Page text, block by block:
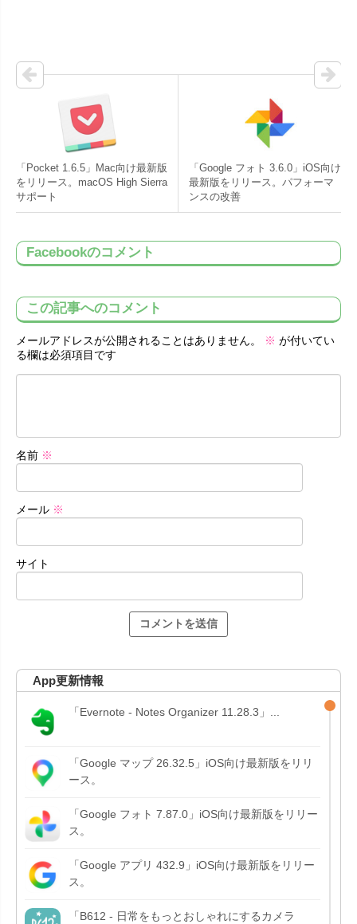
「Pocket 1.6.5」Mac向け最新版
をリリース。macOS High Sierra
サポート
「Google フォト 3.6.0」iOS向け
最新版をリリース。パフォーマ
ンスの改善
Facebookのコメント
この記事へのコメント
メールアドレスが公開されることはありません。 ※ が付いてい
る欄は必須項目です
名前 ※
メール ※
サイト
App更新情報
「Evernote - Notes Organizer 11.28.3」...
「Google マップ 26.32.5」iOS向け最新版をリリ
ース。
「Google フォト 7.87.0」iOS向け最新版をリリー
ス。
「Google アプリ 432.9」iOS向け最新版をリリー
ス。
「B612 - 日常をもっとおしゃれにするカメラ